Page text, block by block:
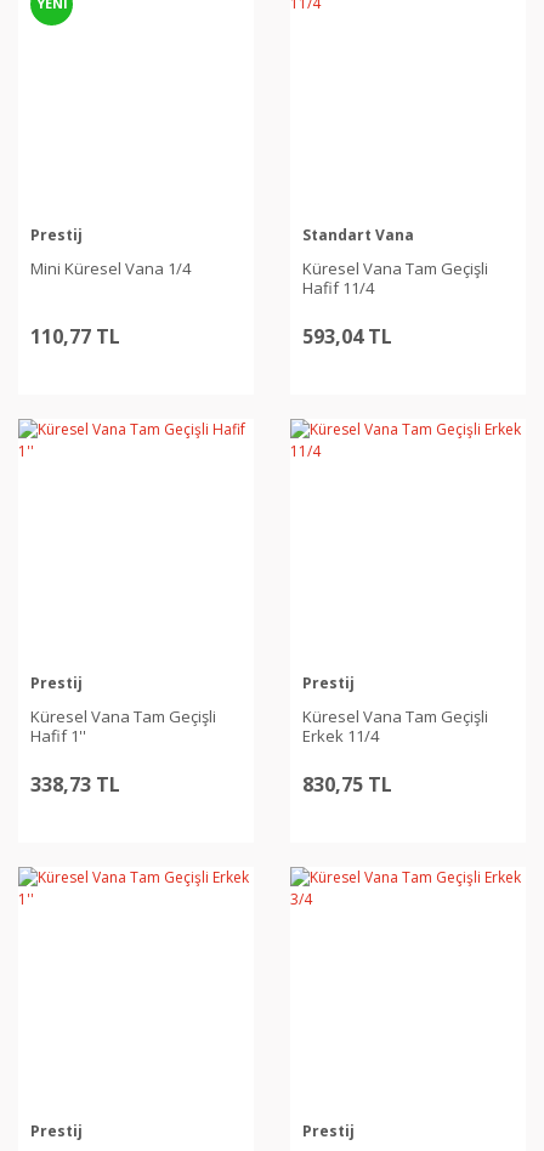
Prestij
Mini Küresel Vana 1/4
110,77 TL
Standart Vana
Küresel Vana Tam Geçişli
Hafif 11/4
593,04 TL
Prestij
Küresel Vana Tam Geçişli
Hafif 1''
338,73 TL
Prestij
Küresel Vana Tam Geçişli
Erkek 11/4
830,75 TL
Prestij Prestij